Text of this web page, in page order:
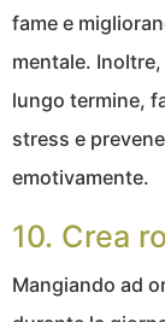
fame e
mentale.
lungo termine,
stress e
emotivamente.
10. Crea
Mangiando ad